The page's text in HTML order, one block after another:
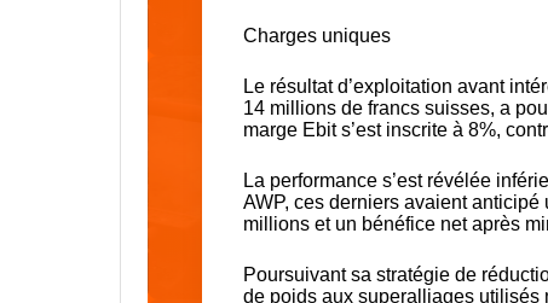
Charges uniques
Le résultat d’exploitation avant
14 millions de francs suisses, a
marge Ebit s’est inscrite à 8%,
La performance s’est révélée
AWP, ces derniers avaient
millions et un bénéfice net après
Poursuivant sa stratégie de
de poids aux superalliages utilisés